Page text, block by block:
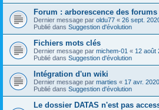
Forum : arborescence des forums
Dernier message par oldu77 « 26 sept.
Publié dans Suggestion d'évolution
Fichiers mots clés
Dernier message par michem-01 « 12 août
Publié dans Suggestion d'évolution
Intégration d'un wiki
Dernier message par marties « 17 avr.
Publié dans Suggestion d'évolution
Le dossier DATAS n'est pas